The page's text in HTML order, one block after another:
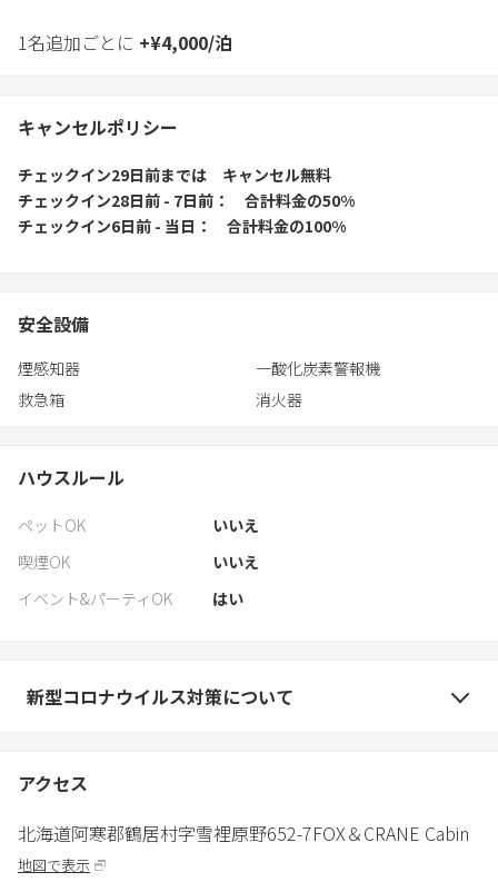
1名追加ごとに +¥4,000/泊
キャンセルポリシー
チェックイン29日前までは
キャンセル無料
チェックイン28日前 - 7日前
合計料金の50%
チェックイン6日前 - 当日
合計料金の100%
安全設備
煙感知器
一酸化炭素警報機
救急箱
消火器
ハウスルール
ペットOK
いいえ
喫煙OK
いいえ
イベント&パーティOK
はい
新型コロナウイルス対策について
アクセス
北海道阿寒郡鶴居村字雪裡原野652-7FOX＆CRANE Cabin
地図で表示